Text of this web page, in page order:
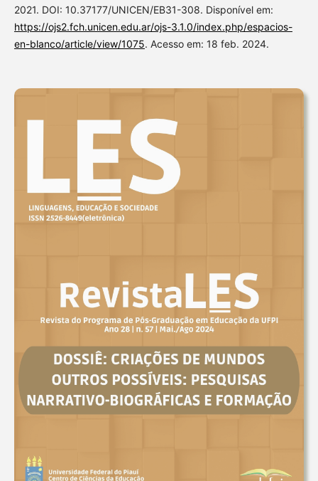
2021. DOI: 10.37177/UNICEN/EB31-308. Disponível em:
https://ojs2.fch.unicen.edu.ar/ojs-3.1.0/index.php/espacios-
en-blanco/article/view/1075. Acesso em: 18 feb. 2024.